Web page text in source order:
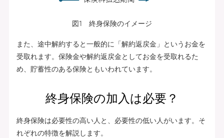
図1 終身保険のイメージ
また、途中解約すると一般的に「解約返戻金」というお金を
受取れます。保険金や解約返戻金としてお金を受取れるた
め、貯蓄性のある保険ともいわれています。
終身保険の加入は必要？
終身保険は必要性の高い人と、必要性の低い人がいます。そ
れぞれの特徴を解説します。